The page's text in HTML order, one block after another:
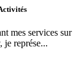
mes services sur
je représe...